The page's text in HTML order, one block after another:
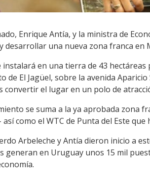
Enrique Antía, y la ministra de
una nueva zona franca en
instalará en una tierra de 43
de El Jagüel, sobre la avenida
convertir el lugar en un polo de
se suma a la ya aprobada zona
como el WTC de Punta del Este que
Arbeleche y Antía dieron inicio a
generan en Uruguay unos 15 mil